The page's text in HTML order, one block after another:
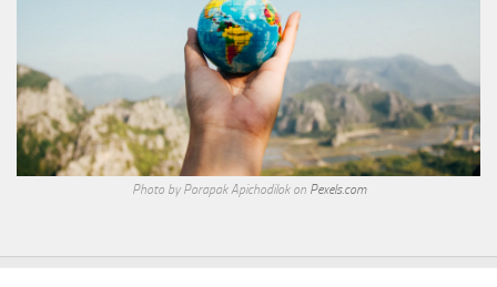
Photo by Porapak Apichodilok on Pexels.com